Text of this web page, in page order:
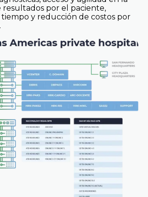
resultados por el paciente,
y reducción de costos por